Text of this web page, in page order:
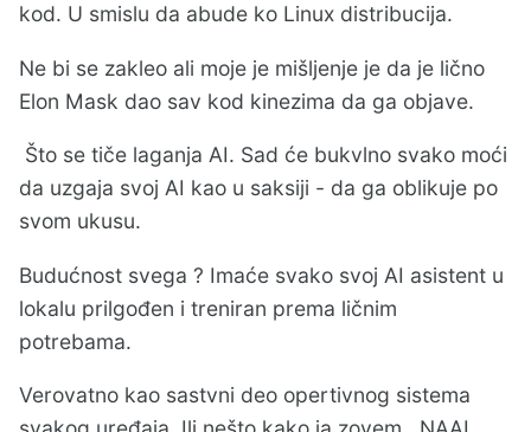
kod. U smislu da abude ko Linux distribucija.
Ne bi se zakleo ali moje je mišljenje je da je lično
Elon Mask dao sav kod kinezima da ga objave.
Što se tiče laganja AI. Sad će bukvlno svako moći
da uzgaja svoj AI kao u saksiji - da ga oblikuje po
svom ukusu.
Budućnost svega ? Imaće svako svoj AI asistent u
lokalu prilgođen i treniran prema ličnim
potrebama.
Verovatno kao sastvni deo opertivnog sistema